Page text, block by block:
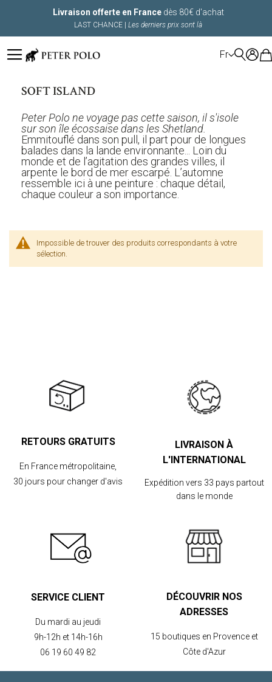
Livraison offerte en France dès 80€ d'achat
LAST CHANCE |Les derniers prix sont là
LANGUE
Fr
SOFT ISLAND
Peter Polo ne voyage pas cette saison, il s'isole
sur son île écossaise dans les Shetland.
Emmitouflé dans son pull, il part pour de longues
balades dans la lande environnante... Loin du
monde et de l’agitation des grandes villes, il
arpente le bord de mer escarpé. L’automne
ressemble ici à une peinture : chaque détail,
chaque couleur a son importance.
Impossible de trouver des produits correspondants à votre
sélection.
RETOURS GRATUITS
En France métropolitaine,
30 jours pour changer d'avis
LIVRAISON À
L'INTERNATIONAL
Expédition vers 33 pays partout
dans le monde
SERVICE CLIENT
Du mardi au jeudi
9h-12h et 14h-16h
06 19 60 49 82
DÉCOUVRIR NOS
ADRESSES
15 boutiques en Provence et
Côte d'Azur